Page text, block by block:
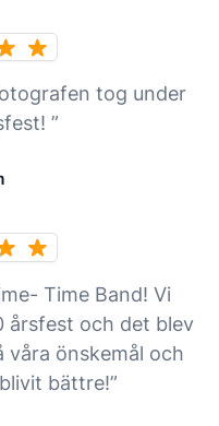
tog under
”
Time Band! Vi
årsfest och det blev
våra önskemål och
bättre!”